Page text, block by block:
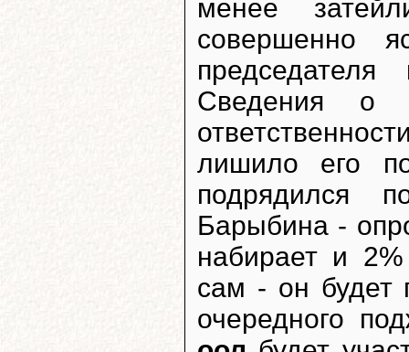
менее
совершенно
Сведения о
лишило его
подрядился
Барыбина -
набирает и 2%
сам - он будет
очередного